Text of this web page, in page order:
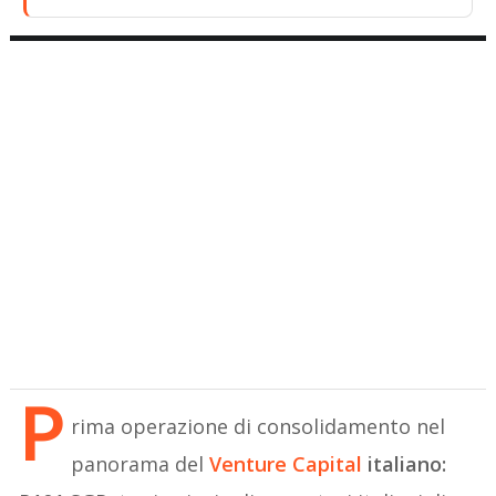
P rima operazione di consolidamento nel
panorama del Venture Capital italiano: